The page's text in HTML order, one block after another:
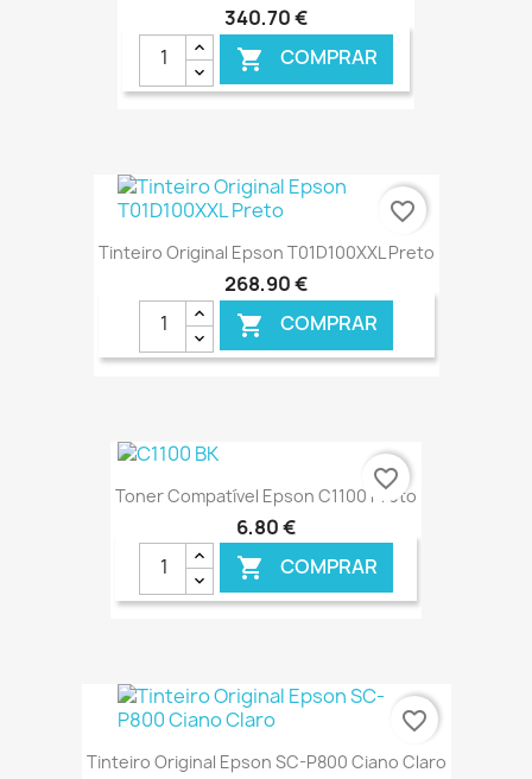
340,70 €
 COMPRAR
€ ONLINE
Tinteiro Original Epson T01D100XXL Preto
268,90 €
 COMPRAR
favorite_border
Toner Compatível Epson C1100 Preto
6,80 €
 COMPRAR
€ ONLINE
favorite_border
Tinteiro Original Epson SC-P800 Ciano Claro
favorite_border